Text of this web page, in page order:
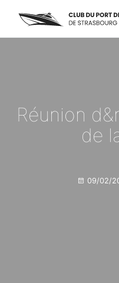
Réunion
de
09/02/